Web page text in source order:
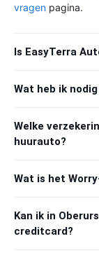
vragen pagina.
Is EasyTerra
Wat heb ik
Welke
huurauto?
Wat is het
Kan ik in
creditcard?